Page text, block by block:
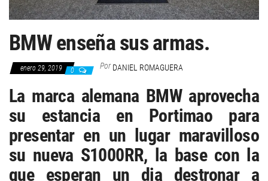
BMW enseña sus armas.
enero 29, 2019 0 Por DANIEL ROMAGUERA
La marca alemana BMW aprovecha
su estancia en Portimao para
presentar en un lugar maravilloso
su nueva S1000RR, la base con la
que esperan un dia destronar a